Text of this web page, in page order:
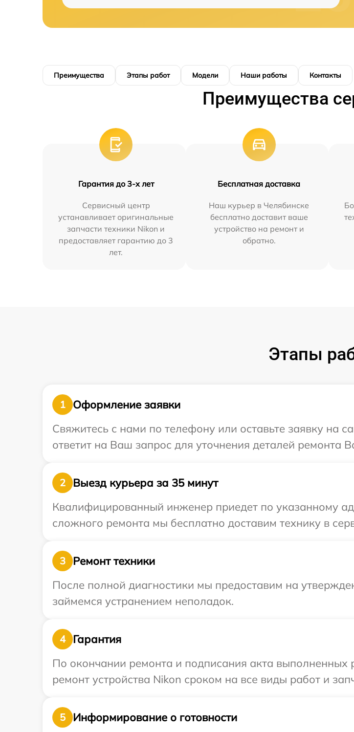
Преимущества Этапы работ Модели Наши работы Контакты
Преимущества
Гарантия до 3-х лет
Сервисный центр
устанавливает оригинальные
запчасти техники Nikon и
предоставляет гарантию до 3
лет.
Бесплатная доставка
Наш курьер в Челябинске
бесплатно доставит ваше
устройство на ремонт и
обратно.
Этапы
1
Оформление заявки
Свяжитесь с нами по телефону или оставьте заявку на
ответит на Ваш запрос для уточнения деталей ремонта
2
Выезд курьера за 35 минут
Квалифицированный инженер приедет по указанному
сложного ремонта мы бесплатно доставим технику в
3
Ремонт техники
После полной диагностики мы предоставим на
займемся устранением неполадок.
4
Гарантия
По окончании ремонта и подписания акта
ремонт устройства Nikon сроком на все виды работ и
5
Информирование о готовности